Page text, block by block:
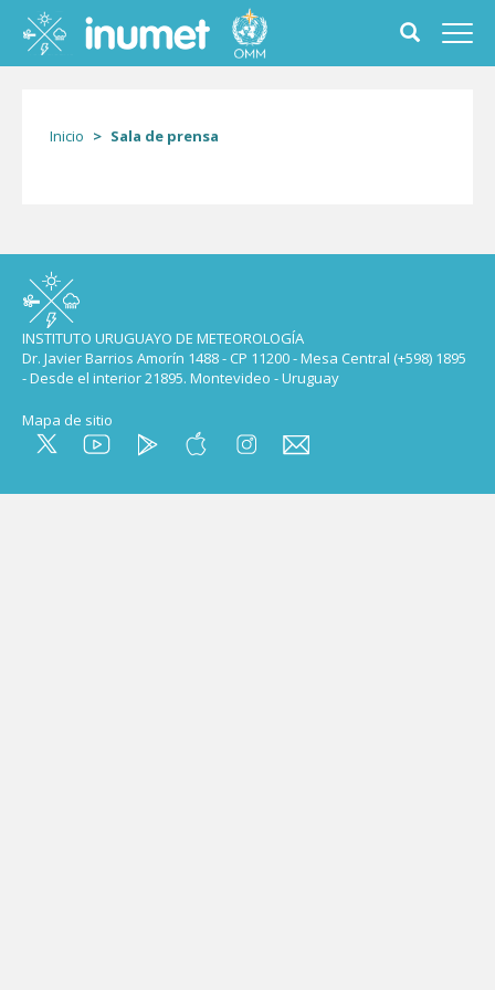
contenido
principal
Toggle
search
form
Inicio Sala de prensa
INSTITUTO URUGUAYO DE METEOROLOGÍA
Dr. Javier Barrios Amorín 1488 - CP 11200 - Mesa Central (+598) 1895
- Desde el interior 21895. Montevideo - Uruguay
Mapa de sitio